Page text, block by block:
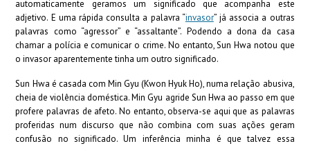
automaticamente geramos um significado que acompanha este
adjetivo. E uma rápida consulta a palavra “invasor” já associa a outras
palavras como “agressor” e “assaltante”. Podendo a dona da casa
chamar a polícia e comunicar o crime. No entanto, Sun Hwa notou que
o invasor aparentemente tinha um outro significado.
Sun Hwa é casada com Min Gyu (Kwon Hyuk Ho), numa relação abusiva,
cheia de violência doméstica. Min Gyu agride Sun Hwa ao passo em que
profere palavras de afeto. No entanto, observa-se aqui que as palavras
proferidas num discurso que não combina com suas ações geram
confusão no significado. Um inferência minha é que talvez essa